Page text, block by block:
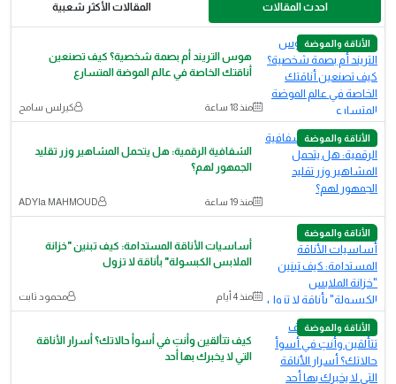
احدث المقالات المقالات الأكثر شعبية
الأناقة والموضة
هوس التريند أم بصمة شخصية؟ كيف تصنعين
أناقتك الخاصة في عالم الموضة المتسارع
منذ 18 ساعة كيرلس سامح
الأناقة والموضة
الشفافية الرقمية: هل يتحمل المشاهير وزر تقليد
الجمهور لهم؟
منذ 19 ساعة ADYIa MAHMOUD
الأناقة والموضة
أساسيات الأناقة المستدامة: كيف تبنين "خزانة
الملابس الكبسولة" بأناقة لا تزول
منذ 4 أيام محمود ثابت
الأناقة والموضة
كيف تتألقين وأنتِ في أسوأ حالاتك؟ أسرار الأناقة
التي لا يخبرك بها أحد